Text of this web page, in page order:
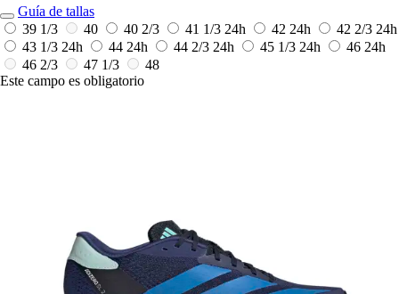
Guía de tallas
39 1/3
40 40 2/3 41 1/3 24h 42 24h 42 2/3 24h
43 1/3 24h 44 24h 44 2/3 24h 45 1/3 24h 46 24h
46 2/3
47 1/3
48
Este campo es obligatorio